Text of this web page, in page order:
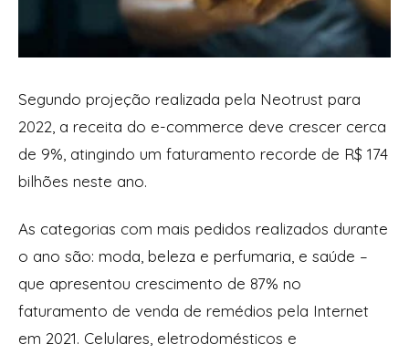
Segundo projeção realizada pela Neotrust para
2022, a receita do e-commerce deve crescer cerca
de 9%, atingindo um faturamento recorde de R$ 174
bilhões neste ano.
As categorias com mais pedidos realizados durante
o ano são: moda, beleza e perfumaria, e saúde –
que apresentou crescimento de 87% no
faturamento de venda de remédios pela Internet
em 2021. Celulares, eletrodomésticos e